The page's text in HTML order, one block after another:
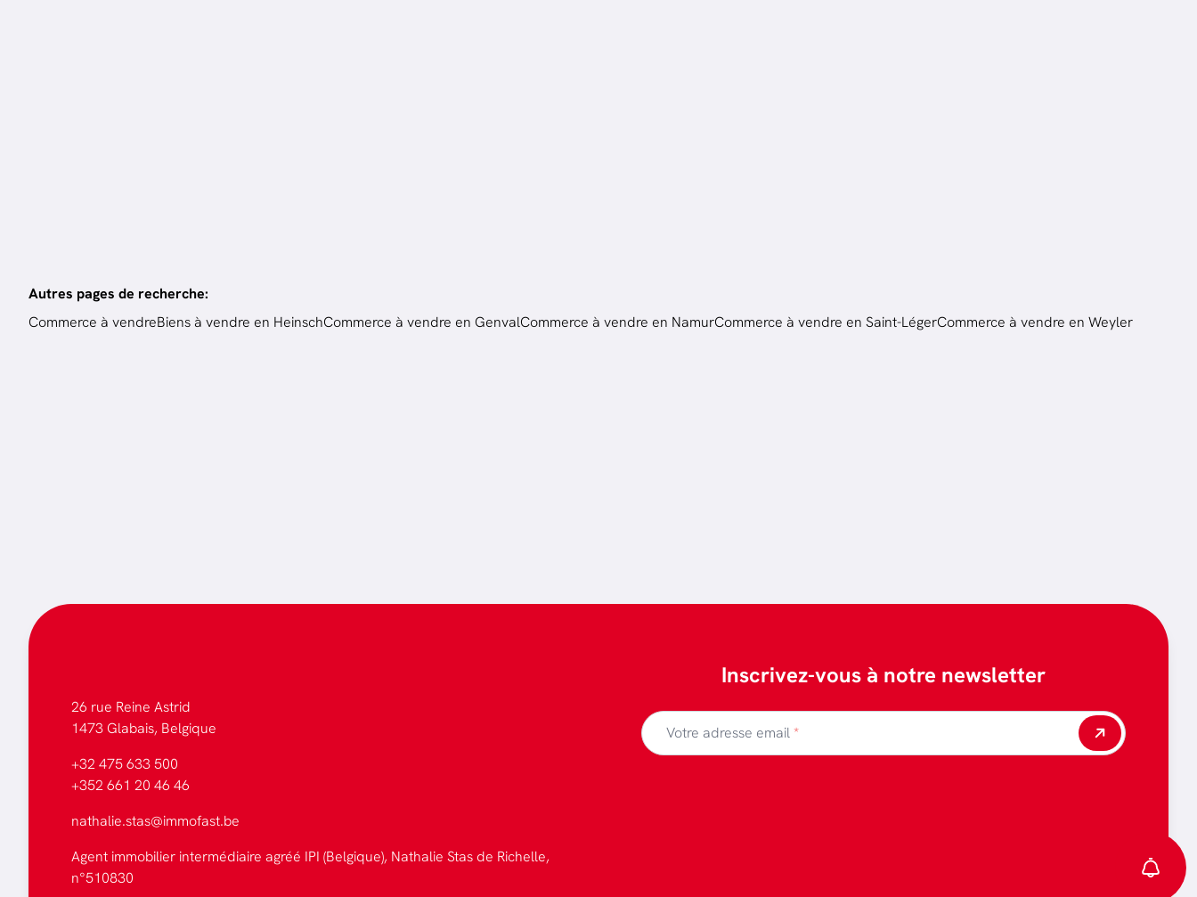
Autres pages de recherche:
Commerce à vendreBiens à vendre en HeinschCommerce à vendre en GenvalCommerce à vendre en NamurCommerce à vendre en Saint-LégerCommerce à vendre en Weyler
26 rue Reine Astrid
1473 Glabais, Belgique
+32 475 633 500
+352 661 20 46 46
nathalie.stas@immofast.be
Agent immobilier intermédiaire agréé IPI (Belgique), Nathalie Stas de Richelle,
n°510830
Inscrivez-vous à notre newsletter
Votre adresse email*